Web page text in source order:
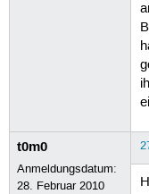
t0m0
Anmeldungsdatum:
28. Februar 2010